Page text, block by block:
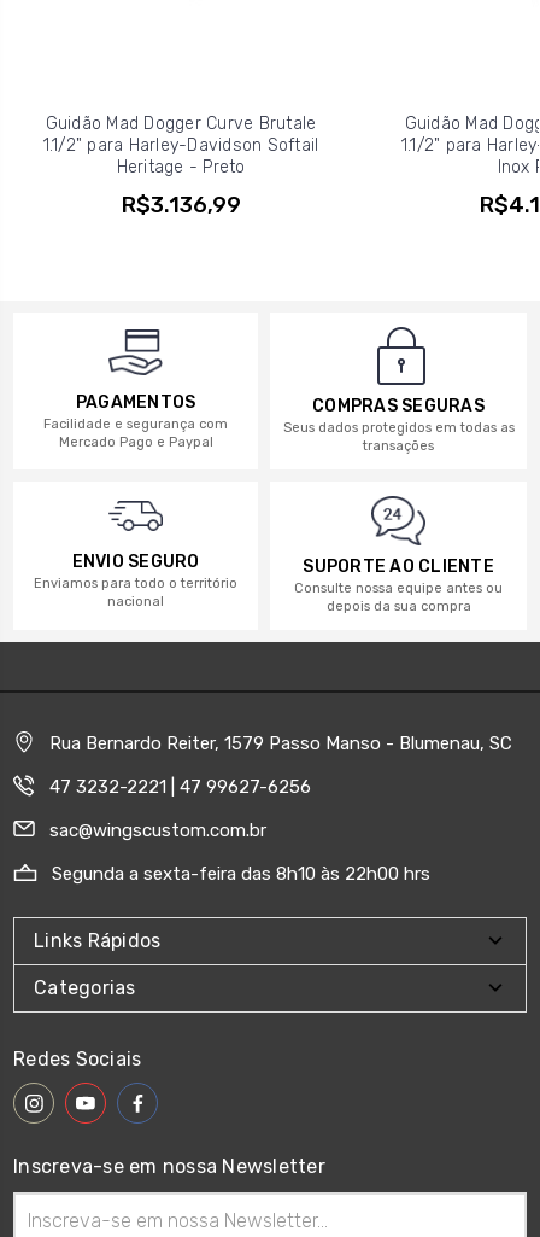
Guidão Mad Dogger Curve Brutale
1.1/2" para Harley-Davidson Softail
Heritage - Preto
R$3.136,99
Guidão Mad
1.1/2" para
Inox
PAGAMENTOS
Facilidade e segurança com
Mercado Pago e Paypal
COMPRAS SEGURAS
Seus dados protegidos em todas as
transações
ENVIO SEGURO
Enviamos para todo o território
nacional
SUPORTE AO CLIENTE
Consulte nossa equipe antes ou
depois da sua compra
Rua Bernardo Reiter, 1579 Passo Manso - Blumenau, SC
47 3232-2221 | 47 99627-6256
sac@wingscustom.com.br
Segunda a sexta-feira das 8h10 às 22h00 hrs
Links Rápidos
Categorias
Redes Sociais
Inscreva-se em nossa Newsletter
de